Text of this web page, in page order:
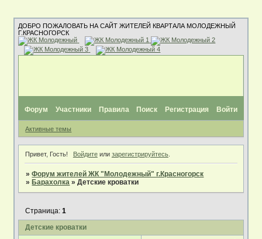
ДОБРО ПОЖАЛОВАТЬ НА САЙТ ЖИТЕЛЕЙ КВАРТАЛА МОЛОДЕЖНЫЙ
Г.КРАСНОГОРСК
Форум Участники Правила Поиск Регистрация Войти
Активные темы
Привет, Гость! Войдитеили зарегистрируйтесь.
»Форум жителей ЖК "Молодежный" г.Красногорск
» Барахолка »Детские кроватки
Детские кроватки
Страница:1